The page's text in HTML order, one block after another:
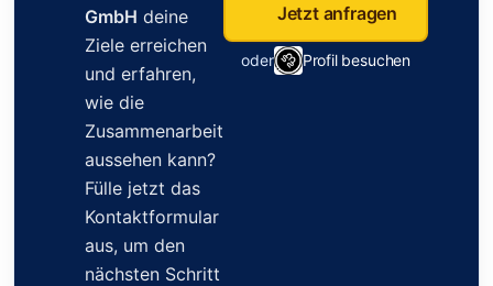
GmbH deine
Ziele erreichen
und erfahren,
wie die
Zusammenarbeit
aussehen kann?
Fülle jetzt das
Kontaktformular
aus, um den
nächsten Schritt
Jetzt anfragen
oder Profil besuchen